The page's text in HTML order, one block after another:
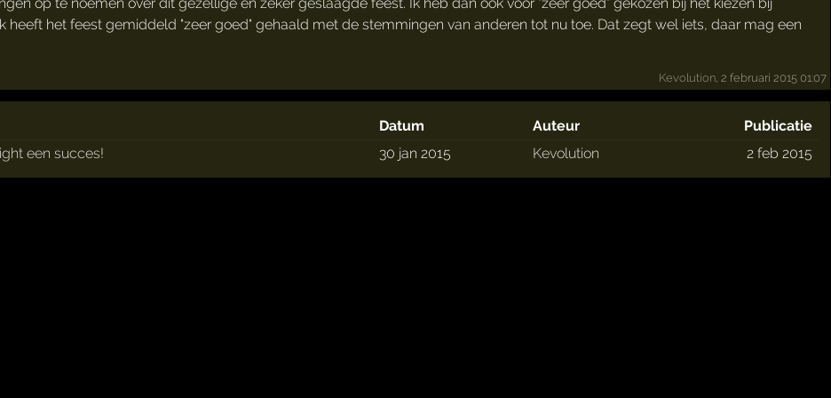
heeft het feest gemiddeld "zeer goed" gehaald met de stemmingen van anderen tot nu toe. Dat zegt wel iets, daar mag een
Kevolution, 2 februari 2015 01:07
Datum Auteur
Publicatie
een succes!
30 jan 2015 Kevolution 2 feb 2015